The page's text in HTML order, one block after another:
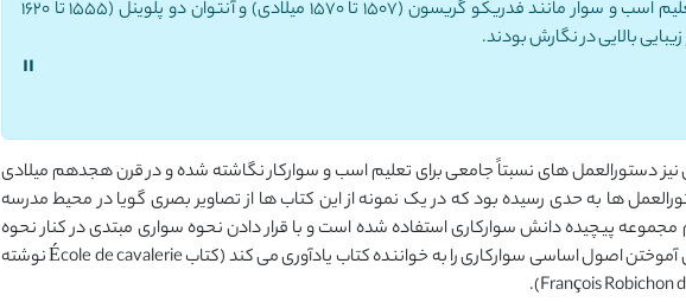
بسیار بادانش در حوزه تعلیم اسب و سوار مانند فدریکو گریسون (1507 تا 1570 میلادی) و آنتوان دو پلوینل (1555 تا 1620
بالایی در نگارش بودند.
"
نیز دستورالعمل های نسبتاً جامعی برای تعلیم اسب و سوارکار نگاشته شده و در قرن هجدهم میلادی
ها به حدی رسیده بود که در یک نمونه از این کتاب ها از تصاویر بصری گویا در محیط مدرسه
مجموعه پیچیده دانش سوارکاری استفاده شده است و با قرار دادن نحوه سواری مبتدی در کنار نحوه
سواری اصولی به خوبی ارزش آموختن اصول اساسی سوارکاری را به خواننده کتاب یادآوری می کند (کتاب École de cavalerie نوشته